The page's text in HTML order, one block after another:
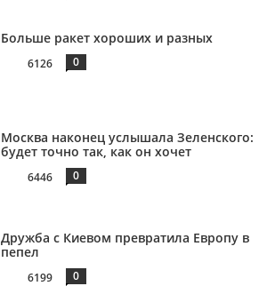
Больше ракет хороших и разных
6126 0
Москва наконец услышала Зеленского:
будет точно так, как он хочет
6446 0
Дружба с Киевом превратила Европу в
пепел
6199 0